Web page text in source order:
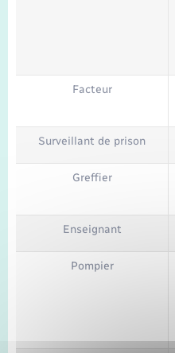
Facteur
Surveillant de prison
Greffier
Enseignant
Pompier